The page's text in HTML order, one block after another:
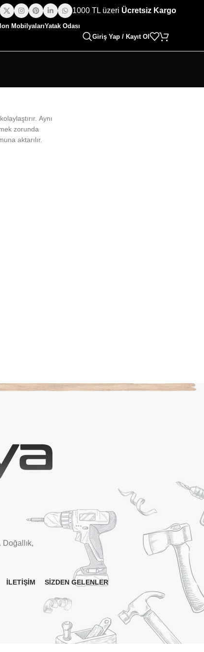
1000 TL üzeri Ücretsiz Kargo
MobilyalarıYatak Odası
Giriş Yap / Kayıt Ol
Aynı
zorunda
aktarılır.
İLETİŞİM SİZDEN GELENLER